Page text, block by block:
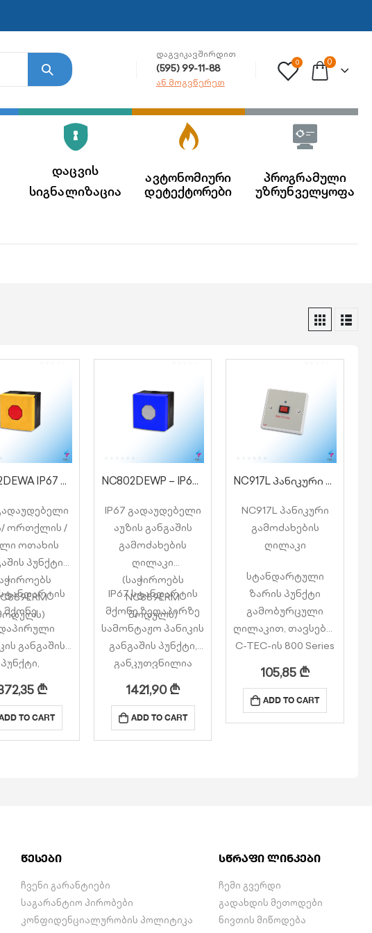
ᲓᲐᲒᲕᲘᲙᲐᲕᲨᲘᲠᲓᲘᲗ
(595) 99-11-88
ან მოგვწერეთ
0 0
დაცვის
სიგნალიზაცია
ავტონომიური
დეტექტორები
პროგრამული
უზრუნველყოფა
NC802DEWA IP67 გამოძახების წერტილი საუნისთვის და თურქული აბანოსთვის
ორთქლის /
ოთახის
პუნქტი
მქონე
განგაშის
პუნქტი,
თურქული
₾
TO CART
NC802DEWP – IP67 გამოძახების წერტილი აუზისთვის
IP67 გადაუდებელი
აუზის განგაშის
გამოძახების
ღილაკი
(საჭიროებს
NC889ERM
მოდულს)
IP67 სტანდარტის
მქონე ზედაპირზე
სამონტაჟო პანიკის
განგაშის პუნქტი,
განკუთვნილია
საცურაო აუზებთან
გამოსაყენებლად.
შეესაბამება 800
Series-ის ზარის
1421,90₾
ADD TO CART
NC917L პანიკური გამოძახების ღილაკი
NC917L პანიკური
გამოძახების
ღილაკი
სტანდარტული
ზარის პუნქტი
გამობურცული
ღილაკით, თავსებადია
C-TEC-ის 800 Series
სისტემისთვის.
წითელი LED
ინდიკატორი
მმ…
105,85₾
ADD TO CART
წესები
ჩვენი გარანტიები
საგარანტიო პირობები
კონფიდენციალურობის პოლიტიკა
სწრაფი ლინკები
ჩემი გვერდი
გადახდის მეთოდები
ნივთის მიწოდება